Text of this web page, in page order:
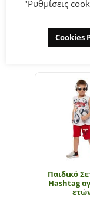
Παιδικό
Hashtag
"Ρυθμίσεις
Cookies